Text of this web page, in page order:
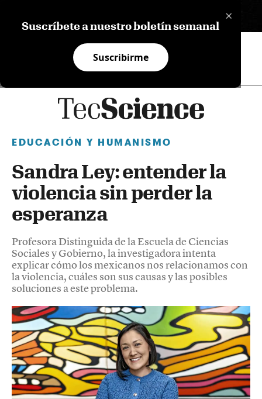
×
Suscríbete a nuestro boletín semanal
Suscribirme
EDUCACIÓN Y HUMANISMO
Sandra Ley: entender la
violencia sin perder la
esperanza
Profesora Distinguida de la Escuela de Ciencias
Sociales y Gobierno, la investigadora intenta
explicar cómo los mexicanos nos relacionamos con
la violencia, cuáles son sus causas y las posibles
soluciones a este problema.